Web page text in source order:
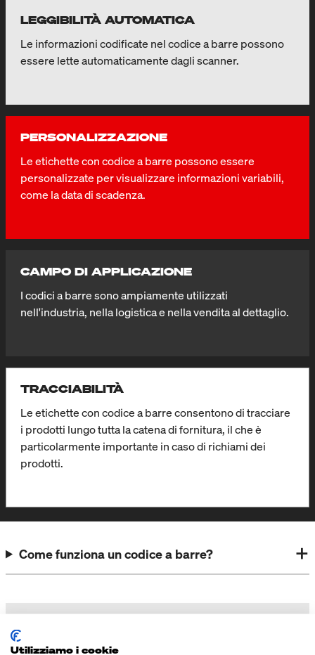
LEGGIBILITÀ AUTOMATICA
Le informazioni codificate nel codice a barre possono
essere lette automaticamente dagli scanner.
PERSONALIZZAZIONE
Le etichette con codice a barre possono essere
personalizzate per visualizzare informazioni variabili,
come la data di scadenza.
CAMPO DI APPLICAZIONE
I codici a barre sono ampiamente utilizzati
nell'industria, nella logistica e nella vendita al dettaglio.
TRACCIABILITÀ
Le etichette con codice a barre consentono di tracciare
i prodotti lungo tutta la catena di fornitura, il che è
particolarmente importante in caso di richiami dei
prodotti.
Come funziona un codice a barre?
Utilizziamo i cookie